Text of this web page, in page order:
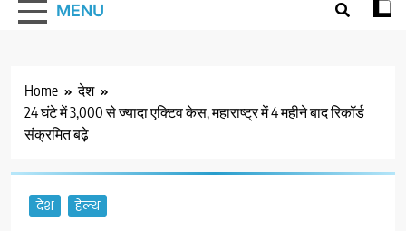
MENU
Home
देश
24 घंटे में 3,000 से ज्यादा एक्टिव केस, महाराष्ट्र में 4 महीने बाद रिकॉर्ड
संक्रमित बढ़े
देश हेल्थ